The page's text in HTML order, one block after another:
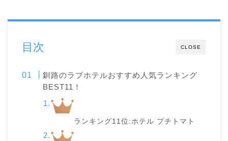
CLOSE
目次
釧路のラブホテルおすすめ人気ランキング
BEST11！
ランキング11位:ホテル プチトマト